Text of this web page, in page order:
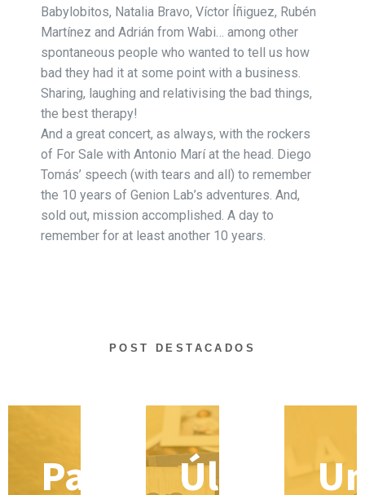
Babylobitos, Natalia Bravo, Víctor Íñiguez, Rubén
Martínez and Adrián from Wabi… among other
spontaneous people who wanted to tell us how
bad they had it at some point with a business.
Sharing, laughing and relativising the bad things,
the best therapy!
And a great concert, as always, with the rockers
of For Sale with Antonio Marí at the head. Diego
Tomás’ speech (with tears and all) to remember
the 10 years of Genion Lab’s adventures. And,
sold out, mission accomplished. A day to
remember for at least another 10 years.
POST DESTACADOS
Pasar Últimas